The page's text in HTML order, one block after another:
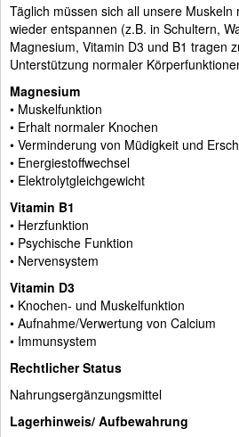
Täglich müssen sich all unsere
wieder entspannen (z.B. in Schultern,
Magnesium, Vitamin D3 und B1 tragen
Unterstützung normaler
Magnesium
• Muskelfunktion
• Erhalt normaler Knochen
• Verminderung von Müdigkeit und
• Energiestoffwechsel
• Elektrolytgleichgewicht
Vitamin B1
• Herzfunktion
• Psychische Funktion
• Nervensystem
Vitamin D3
• Knochen- und Muskelfunktion
• Aufnahme/Verwertung von Calcium
• Immunsystem
Rechtlicher Status
Nahrungsergänzungsmittel
Lagerhinweis/ Aufbewahrung